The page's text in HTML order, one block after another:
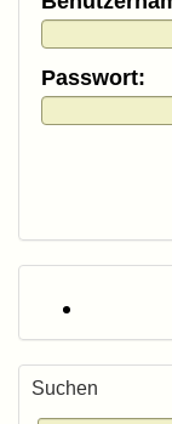
Passwort:
Suchen